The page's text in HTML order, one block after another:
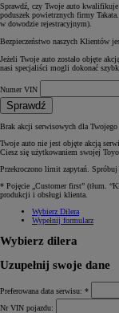
Sprawdź, czy Twoje auto
poduszek powietrznych firmy
w dowodzie rejestracyjnym).
Bezpieczeństwo naszych Klientów
Jeżeli Twoje auto zostało objęte
nasi specjaliści mogli dokonać
Numer VIN
Sprawdź
Brak akcji serwisowych dla
Twoje auto nie jest objęte akcją
Ciesz się użytkowaniem swojej
Przekroczono limit zapytań. Spróbuj
* Pojęcie „Customer first” (tłum.
produkcji i obsługi klienta.
Wybierz Dilera
Wypełnij formularz
Wybierz dilera
Uzupełnij swoje dane
Preferowana data serwisu: *
Nr VIN pojazdu: